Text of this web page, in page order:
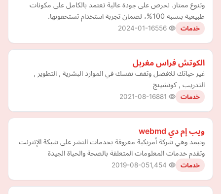
وتنوع ممتاز. نحرص على جودة عالية تعتمد بالكامل على مكونات
طبيعية بنسبة 100%، لضمان تجربة استخدام تستحقونها.
خدمات 2024-01-16
الكوتش فراس مغربل
غير حياتك للافضل وثقف نفسك في الموارد البشرية , التطوير ,
التدريب , كوتشينج
خدمات 2021-08-16
ويب إم دي webmd
ويبمد وهي شركة أمريكية معروفة بخدمات النشر على شبكة الإنترنت
وتقدم خدمات المعلومات المتعلقة بالصحة والحياة الجيدة
خدمات 2019-08-05